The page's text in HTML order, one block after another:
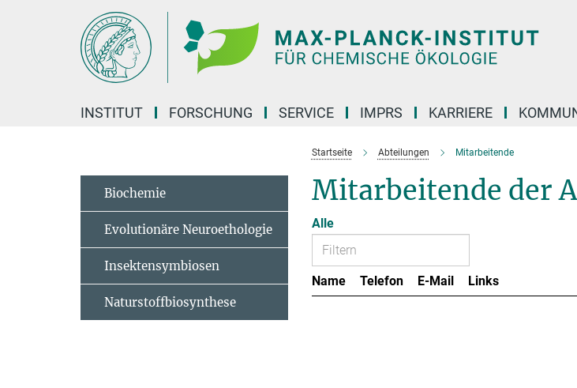
INSTITUT FORSCHUNG SERVICE IMPRS KARRIERE
Startseite Abteilungen Mitarbeitende
Mitarbeitende der
Alle
Name Telefon E-Mail
Links
Biochemie
Evolutionäre Neuroethologie
Insektensymbiosen
Naturstoffbiosynthese